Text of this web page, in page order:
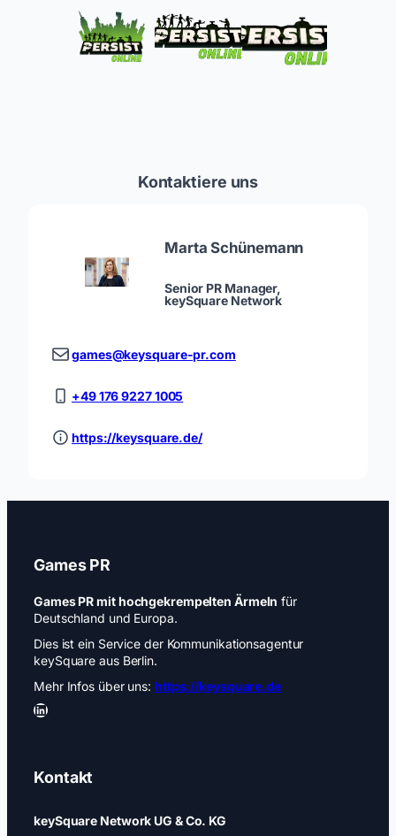
Kontaktiere uns
Marta Schünemann
Senior PR Manager,
keySquare Network
games@keysquare-pr.com
+49 176 9227 1005
https://keysquare.de/
Games PR
Games PR mit hochgekrempelten Ärmeln für
Deutschland und Europa.
Dies ist ein Service der Kommunikationsagentur
keySquare aus Berlin.
Mehr Infos über uns: https://keysquare.de
LinkedIn
Kontakt
keySquare Network UG & Co. KG